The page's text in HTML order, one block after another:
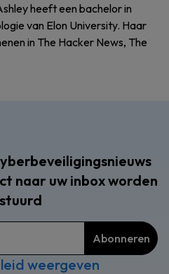
heeft een bachelor in
van Elon University. Haar
in The Hacker News, The
naar uw inbox worden
weergeven